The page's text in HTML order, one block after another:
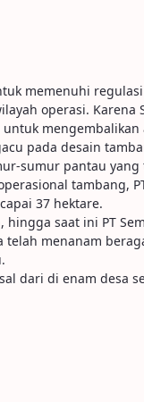
memenuhi
operasi.
pada desain
sumur pantau yang
tambang,
37 hektare.
saat ini PT
menanam
dari di enam